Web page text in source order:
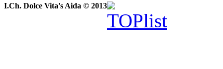
I.Ch. Dolce Vita's Aida © 2013